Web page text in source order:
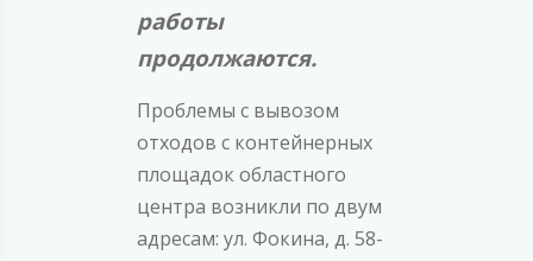
работы
продолжаются.
Проблемы с вывозом
отходов с контейнерных
площадок областного
центра возникли по двум
адресам: ул. Фокина, д. 58-